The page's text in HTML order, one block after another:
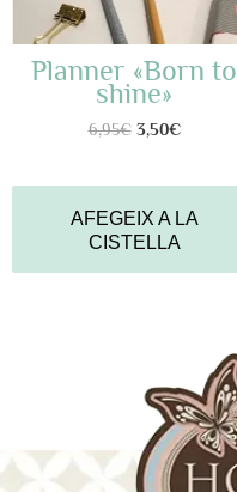
Planner «Born to
shine»
6,95€ 3,50€
AFEGEIX A LA
CISTELLA